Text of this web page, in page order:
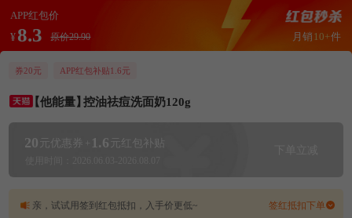
APP红包价
¥ 8.3 原价29.90 月销 10+件
券20元 APP红包补贴1.6元
【他能量】控油祛痘洗面奶120g
20 元优惠券 + 1.6 元红包补贴
亲，试试用签到红包抵扣，入手价更低~ 签红抵扣下单